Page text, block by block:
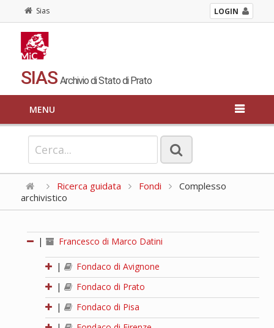
Sias LOGIN
SIAS Archivio di Stato di Prato
MENU
Ricerca guidata Fondi
Complesso
archivistico
| Francesco di Marco Datini
|
Fondaco di Avignone
|
Fondaco di Prato
|
Fondaco di Pisa